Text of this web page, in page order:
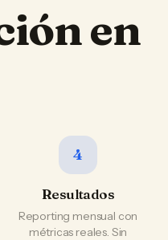
en
4
Resultados
Reporting mensual con
métricas reales. Sin